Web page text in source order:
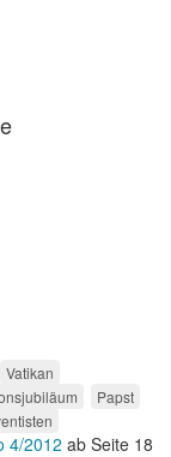
Vatikan
Papst
4/2012 ab Seite 18